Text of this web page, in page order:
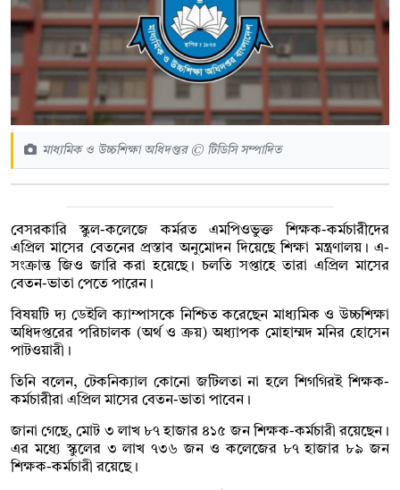
মাধ্যমিক ও উচ্চশিক্ষা অধিদপ্তর © টিডিসি সম্পাদিত
বেসরকারি স্কুল-কলেজে কর্মরত এমপিওভুক্ত শিক্ষক-কর্মচারীদের
এপ্রিল মাসের বেতনের প্রস্তাব অনুমোদন দিয়েছে শিক্ষা মন্ত্রণালয়। এ-
সংক্রান্ত জিও জারি করা হয়েছে। চলতি সপ্তাহে তারা এপ্রিল মাসের
বেতন-ভাতা পেতে পারেন।
বিষয়টি দ্য ডেইলি ক্যাম্পাসকে নিশ্চিত করেছেন মাধ্যমিক ও উচ্চশিক্ষা
অধিদপ্তরের পরিচালক (অর্থ ও ক্রয়) অধ্যাপক মোহাম্মদ মনির হোসেন
পাটওয়ারী।
তিনি বলেন, টেকনিক্যাল কোনো জটিলতা না হলে শিগগিরই শিক্ষক-
কর্মচারীরা এপ্রিল মাসের বেতন-ভাতা পাবেন।
জানা গেছে, মোট ৩ লাখ ৮৭ হাজার ৪১৫ জন শিক্ষক-কর্মচারী রয়েছেন।
এর মধ্যে স্কুলের ৩ লাখ ৭৩৬ জন ও কলেজের ৮৭ হাজার ৮৯ জন
শিক্ষক-কর্মচারী রয়েছে।